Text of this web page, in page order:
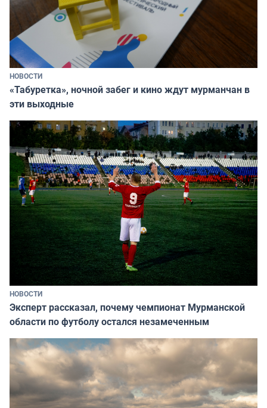
НОВОСТИ
«Табуретка», ночной забег и кино ждут мурманчан в
эти выходные
НОВОСТИ
Эксперт рассказал, почему чемпионат Мурманской
области по футболу остался незамеченным